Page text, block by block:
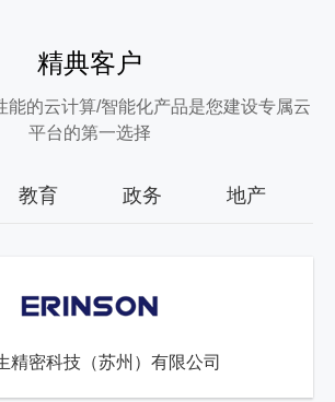
精典客户
能的云计算/智能化产品是您建设专属云
平台的第一选择
教育 政务 地产
精密科技（苏州）有限公司